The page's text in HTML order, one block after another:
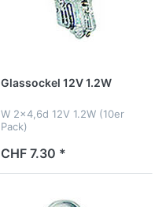
Glassockel 12V 1.2W
W 2x4,6d 12V 1.2W (10er
Pack)
CHF 7.30 *